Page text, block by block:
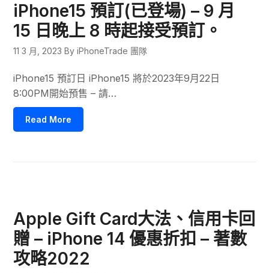
iPhone15 預訂(已登場) – 9 月
15 日晚上 8 時起接受預訂。
11 3 月, 2023 By iPhoneTrade 團隊
iPhone15 預訂日 iPhone15 將於2023年9月22日
8:00PM開始預售 – 請…
Read More
Apple Gift Card大法、信用卡回
贈 – iPhone 14 優惠折扣 – 著數
攻略2022